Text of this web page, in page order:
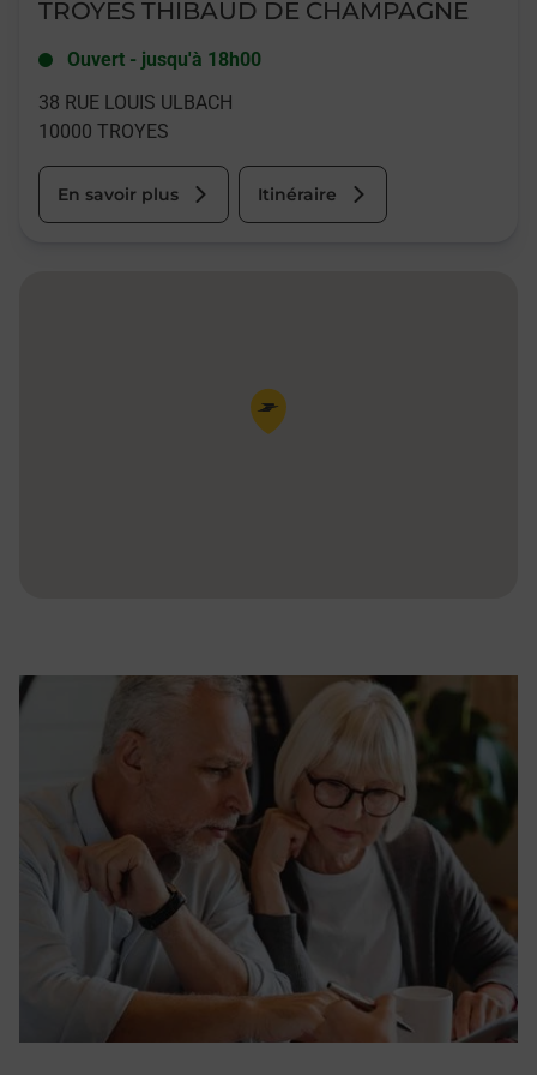
TROYES THIBAUD DE CHAMPAGNE
Ouvert - jusqu'à 18h00
38 RUE LOUIS ULBACH
10000 TROYES
En savoir plus Itinéraire
Pin de la carte